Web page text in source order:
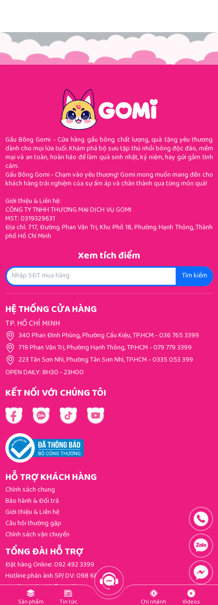
Gấu Bông Gomi - Cửa hàng gấu bông chất lượng, quà tặng yêu thương
dành cho mọi lứa tuổi. Khám phá bộ sưu tập thú nhồi bông độc đáo, mềm
mại và an toàn, hoàn hảo để làm quà sinh nhật, kỷ niệm, hay gửi gắm tình
cảm.
Gấu Bông Gomi - Chạm vào yêu thương! Gomi mong muốn mang đến cho
khách hàng trải nghiệm của sự ấm áp và chân thành qua từng món quà!
Giới thiệu & Liên hệ:
CÔNG TY TNHH THƯƠNG MẠI DỊCH VỤ GOMI
MST: 0319329631
Địa chỉ: 717, Đường Phan Văn Trị, Khu Phố 18, Phường Hạnh Thông, Thành
phố Hồ Chí Minh
Xem tích điểm
Tìm kiếm
HỆ THỐNG CỬA HÀNG
TP. HỒ CHÍ MINH
340 Phan Đình Phùng, Phường Cầu Kiệu, TP.HCM-036 765 3399
719 Phan Văn Trị, Phường Hạnh Thông, TP.HCM-079 779 3399
223 Tân Sơn Nhì, Phường Tân Sơn Nhì, TP.HCM-0335 053 399
OPEN DAILY: 8H30 - 23H00
KẾT NỐI VỚI CHÚNG TÔI
HỖ TRỢ KHÁCH HÀNG
Chính sách chung
Bảo hành & Đổi trả
Giới thiệu & Liên hệ
Câu hỏi thường gặp
Chính sách vận chuyển
TỔNG ĐÀI HỖ TRỢ
Đặt hàng Online:092 492 3399
Hotline phản ánh SP/ DV:098 681 3392
Email:gomi.cskh@gmail.com
Sản phẩm Tin tức Chi nhánh Videos